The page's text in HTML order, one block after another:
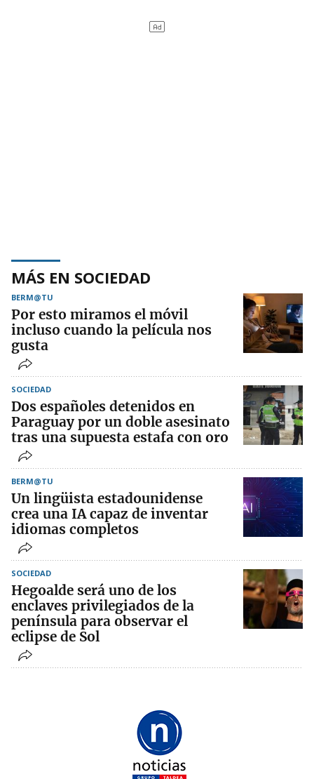
MÁS EN SOCIEDAD
BERM@TU
Por esto miramos el móvil
incluso cuando la película nos
gusta
SOCIEDAD
Dos españoles detenidos en
Paraguay por un doble asesinato
tras una supuesta estafa con oro
BERM@TU
Un lingüista estadounidense
crea una IA capaz de inventar
idiomas completos
SOCIEDAD
Hegoalde será uno de los
enclaves privilegiados de la
península para observar el
eclipse de Sol